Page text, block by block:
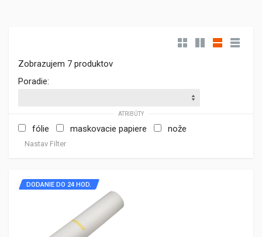
Zobrazujem 7 produktov
Poradie:
ATRIBÚTY
fólie maskovacie papiere nože
Nastav Filter
DODANIE DO 24 HOD.